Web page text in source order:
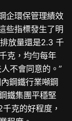
企環保管理績效
些指標發生了明
放量還是2.3 千
克，均勻每年
不會同意的。”
鋼鐵行業噸鋼
鐵集團平穩堅
克的好程度，